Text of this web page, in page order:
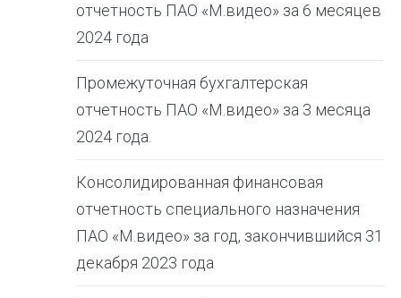
отчетность ПАО «М.видео» за 6 месяцев
2024 года
Промежуточная бухгалтерская
отчетность ПАО «М.видео» за 3 месяца
2024 года.
Консолидированная финансовая
отчетность специального назначения
ПАО «М.видео» за год, закончившийся 31
декабря 2023 года